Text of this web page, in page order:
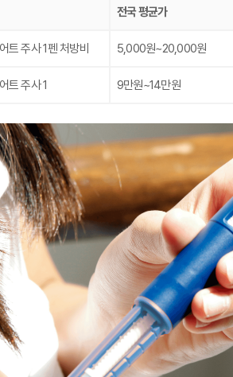
전국 평균가
트 주사 1펜 처방비 5,000원~20,000원
트 주사 1 9만원~14만원